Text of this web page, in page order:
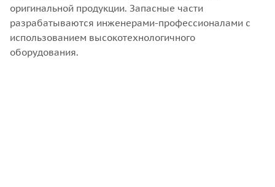
оригинальной продукции. Запасные части
разрабатываются инженерами-профессионалами с
использованием высокотехнологичного
оборудования.